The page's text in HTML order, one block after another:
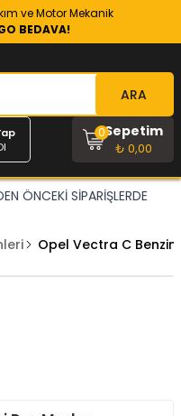
ve Motor Mekanik
BEDAVA!
ARA
Sepetim
₺ 0,00
0
ÖNCEKİ SİPARİŞLERDE
Opel Vectra C